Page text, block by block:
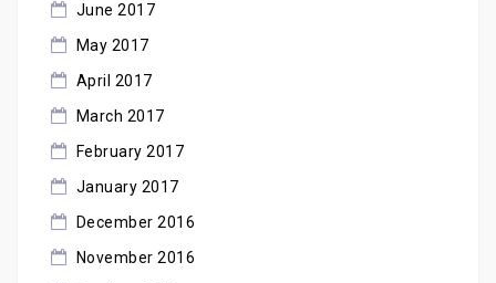
June 2017
May 2017
April 2017
March 2017
February 2017
January 2017
December 2016
November 2016